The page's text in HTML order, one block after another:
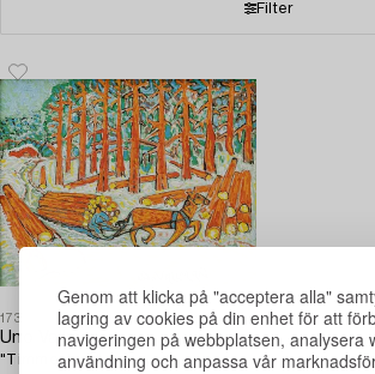
Genom att klicka på "acceptera alla"
lagring av cookies på din enhet för att
navigeringen på webbplatsen, analysera
användning och anpassa vår
Filter
1731213
Uno Vallman
"Timmerfora".